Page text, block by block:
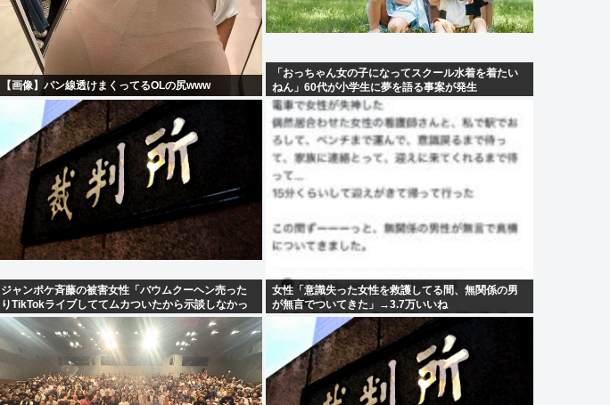
【画像】パン線透けまくってるOLの尻www
「おっちゃん女の子になってスクール水着を着たい
ねん」60代が小学生に夢を語る事案が発生
ジャンポケ斉藤の被害女性「バウムクーヘン売った
りTikTokライブしててムカついたから示談しなかっ
た」
女性「意識失った女性を救護してる間、無関係の男
が無言でついてきた」→3.7万いいね